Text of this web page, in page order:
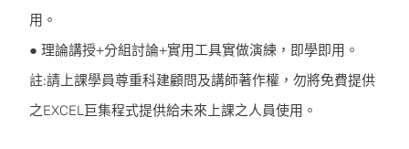
用。
● 理論講授+分組討論+實用工具實做演練，即學即用。
註:請上課學員尊重科建顧問及講師著作權，勿將免費提供
之EXCEL巨集程式提供給未來上課之人員使用。